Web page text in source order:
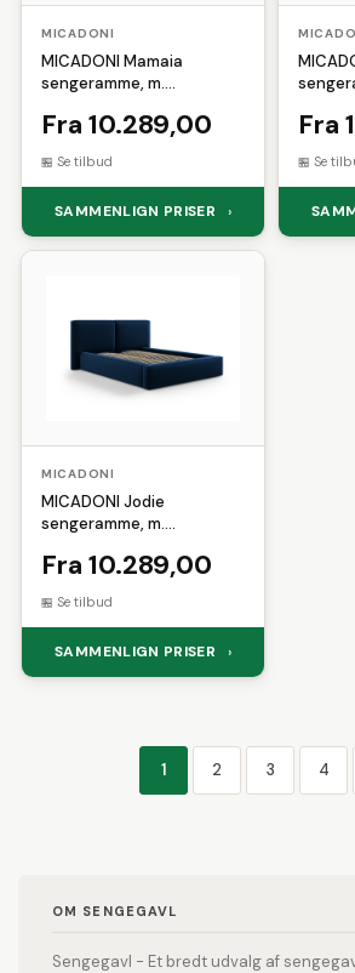
MICADONI
MICADONI Mamaia
sengeramme, m.
mørkegrå struktur stof
Fra 10.289,00
Se tilbud
SAMMENLIGN PRISER ›
Fra
Se
MICADONI
MICADONI Jodie
sengeramme, m.
fløjl og sort plast
Fra 10.289,00
Se tilbud
SAMMENLIGN PRISER ›
1 2 3 4
OM SENGEGAVL
Sengegavl - Et bredt udvalg af